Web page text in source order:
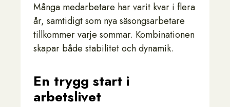
Många medarbetare har varit kvar i flera
år, samtidigt som nya säsongsarbetare
tillkommer varje sommar. Kombinationen
skapar både stabilitet och dynamik.
En trygg start i
arbetslivet